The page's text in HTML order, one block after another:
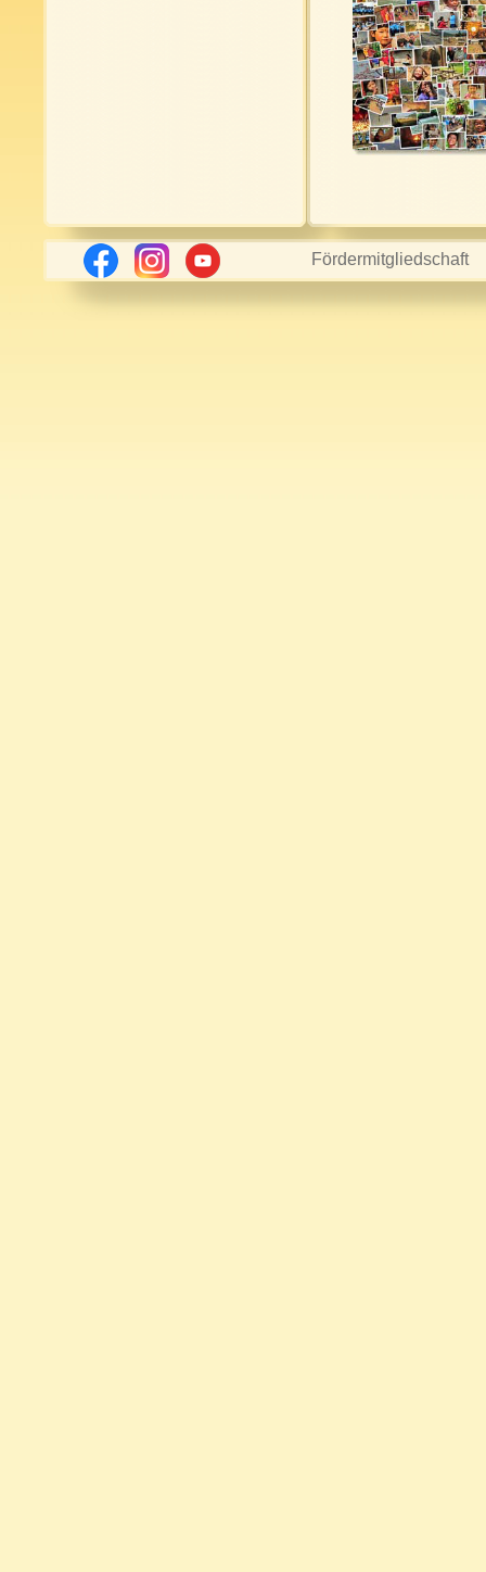
Fördermitgliedschaft